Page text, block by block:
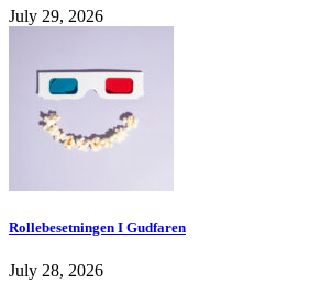
July 29, 2026
Rollebesetningen I Gudfaren
July 28, 2026